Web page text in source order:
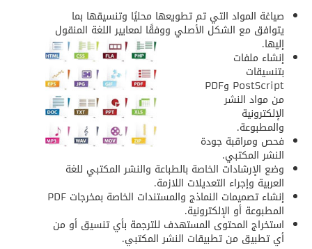
صياغة المواد التي تم تطويعها محليًا وتنسيقها بما
يتوافق مع الشكل الأصلي ووفقًا لمعايير اللغة المنقول
إليها.
إنشاء ملفات
بتنسيقات
PostScript وPDF
من مواد النشر
الإلكترونية
والمطبوعة.
فحص ومراقبة جودة
النشر المكتبي.
وضع الإرشادات الخاصة بالطباعة والنشر المكتبي للغة
العربية وإجراء التعديلات اللازمة.
إنشاء تصميمات النماذج والمستندات الخاصة بمخرجات PDF
المطبوعة أو الإلكترونية.
استخراج المحتوى المستهدف للترجمة بأي تنسيق أو من
أي تطبيق من تطبيقات النشر المكتبي.